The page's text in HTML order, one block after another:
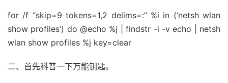
for /f “skip=9 tokens=1,2 delims=:” %i in (‘netsh wlan
show profiles’) do @echo %j | findstr -i -v echo | netsh
wlan show profiles %j key=clear
二、首先科普一下万能钥匙。